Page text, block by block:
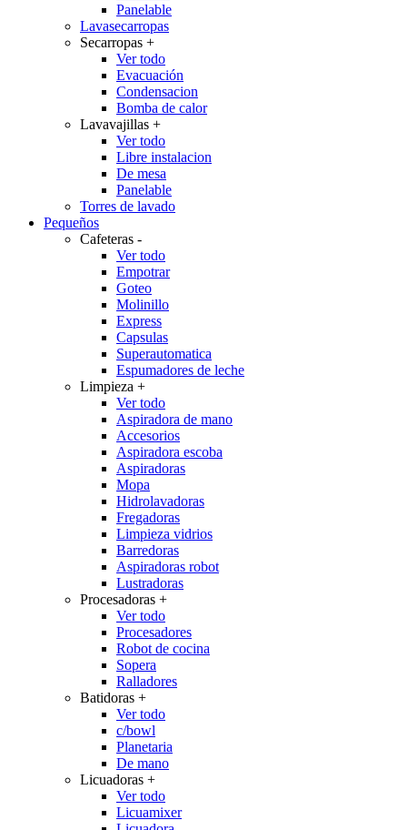
Panelable
Lavasecarropas
Secarropas +
Ver todo
Evacuación
Condensacion
Bomba de calor
Lavavajillas +
Ver todo
Libre instalacion
De mesa
Panelable
Torres de lavado
Pequeños
Cafeteras -
Ver todo
Empotrar
Goteo
Molinillo
Express
Capsulas
Superautomatica
Espumadores de leche
Limpieza +
Ver todo
Aspiradora de mano
Accesorios
Aspiradora escoba
Aspiradoras
Mopa
Hidrolavadoras
Fregadoras
Limpieza vidrios
Barredoras
Aspiradoras robot
Lustradoras
Procesadoras +
Ver todo
Procesadores
Robot de cocina
Sopera
Ralladores
Batidoras +
Ver todo
c/bowl
Planetaria
De mano
Licuadoras +
Ver todo
Licuamixer